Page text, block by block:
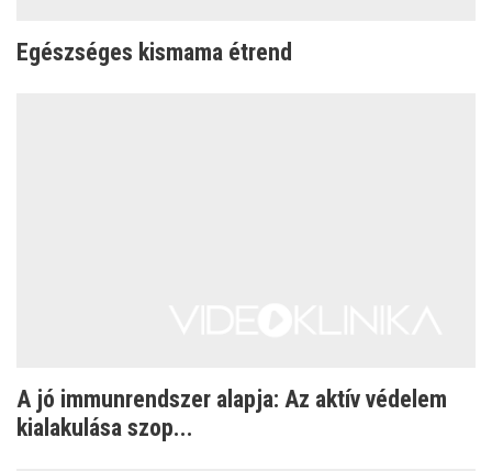
Egészséges kismama étrend
A jó immunrendszer alapja: Az aktív védelem
kialakulása szop...